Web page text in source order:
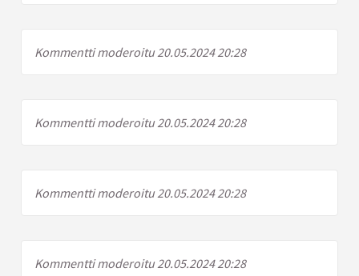
Kommentti moderoitu 20.05.2024 20:28
Kommentti moderoitu 20.05.2024 20:28
Kommentti moderoitu 20.05.2024 20:28
Kommentti moderoitu 20.05.2024 20:28